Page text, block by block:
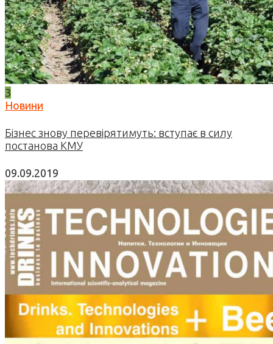
3
Новини
Бізнес знову перевірятимуть: вступає в силу
постанова КМУ
09.09.2019